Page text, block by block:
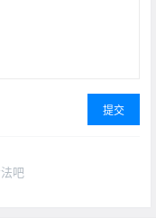
提交
吧